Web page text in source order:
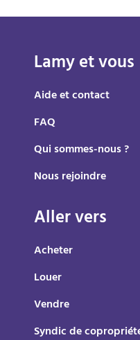
Lamy et vous
Aide et contact
FAQ
Qui sommes-nous ?
Nous rejoindre
Aller vers
Acheter
Louer
Vendre
Syndic de